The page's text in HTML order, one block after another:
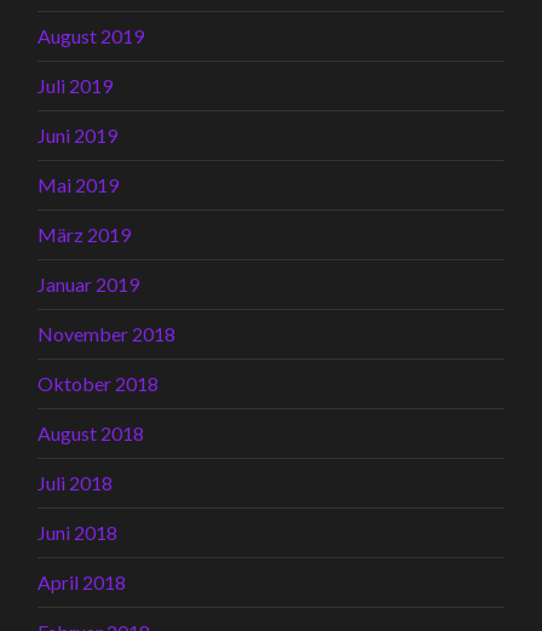
August 2019
Juli 2019
Juni 2019
Mai 2019
März 2019
Januar 2019
November 2018
Oktober 2018
August 2018
Juli 2018
Juni 2018
April 2018